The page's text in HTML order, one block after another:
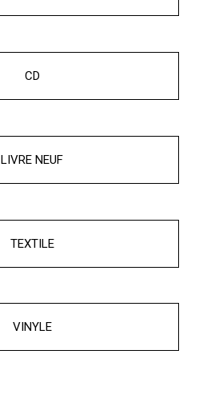
CD
LIVRE NEUF
TEXTILE
VINYLE